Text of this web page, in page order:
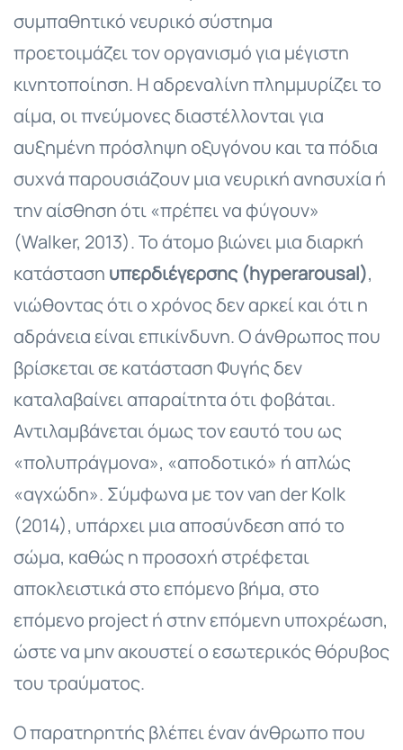
συμπαθητικό νευρικό σύστημα
προετοιμάζει τον οργανισμό για μέγιστη
κινητοποίηση. Η αδρεναλίνη πλημμυρίζει το
αίμα, οι πνεύμονες διαστέλλονται για
αυξημένη πρόσληψη οξυγόνου και τα πόδια
συχνά παρουσιάζουν μια νευρική ανησυχία ή
την αίσθηση ότι «πρέπει να φύγουν»
(Walker, 2013). Το άτομο βιώνει μια διαρκή
κατάσταση υπερδιέγερσης (hyperarousal),
νιώθοντας ότι ο χρόνος δεν αρκεί και ότι η
αδράνεια είναι επικίνδυνη. Ο άνθρωπος που
βρίσκεται σε κατάσταση Φυγής δεν
καταλαβαίνει απαραίτητα ότι φοβάται.
Αντιλαμβάνεται όμως τον εαυτό του ως
«πολυπράγμονα», «αποδοτικό» ή απλώς
«αγχώδη». Σύμφωνα με τον van der Kolk
(2014), υπάρχει μια αποσύνδεση από το
σώμα, καθώς η προσοχή στρέφεται
αποκλειστικά στο επόμενο βήμα, στο
επόμενο project ή στην επόμενη υποχρέωση,
ώστε να μην ακουστεί ο εσωτερικός θόρυβος
του τραύματος.
Ο παρατηρητής βλέπει έναν άνθρωπο που